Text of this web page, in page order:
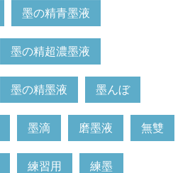
墨の精青墨液
墨の精超濃墨液
墨の精墨液 墨んぼ
墨滴 磨墨液 無雙
練習用 練墨